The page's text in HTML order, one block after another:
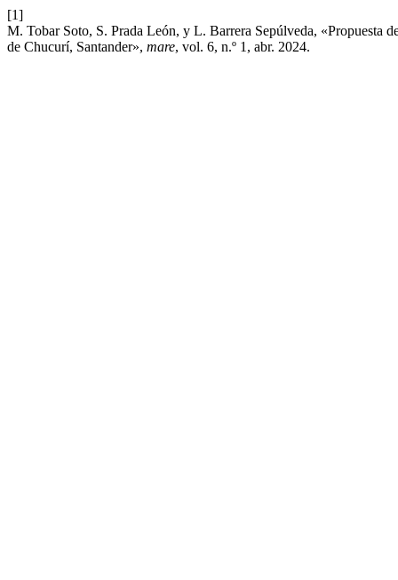
[1]
M. Tobar Soto, S. Prada León, y L. Barrera Sepúlveda, «Propuesta
de Chucurí, Santander», mare, vol. 6, n.º 1, abr. 2024.